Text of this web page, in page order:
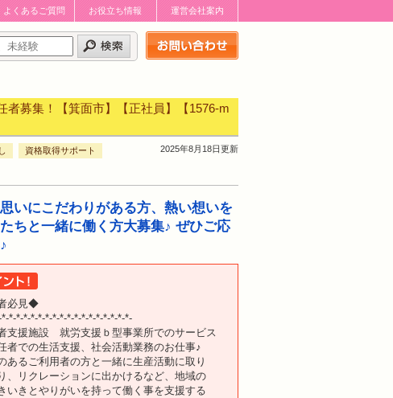
運営会社案内
お役立ち情報
よくあるご質問
募集！【箕面市】【正社員】【1576-m
資格取得サポート 2025年8月18日更新
いにこだわりがある方、熱い想いを
ちと一緒に働く方大募集♪ ぜひご応
必見◆
*-*-*-*-*-*-*-*-*-*-*-*-*-*-*-*-*-
支援施設 就労支援ｂ型事業所でのサービス
者での生活支援、社会活動業務のお仕事♪
あるご利用者の方と一緒に生産活動に取り
、リクレーションに出かけるなど、地域の
いきとやりがいを持って働く事を支援する